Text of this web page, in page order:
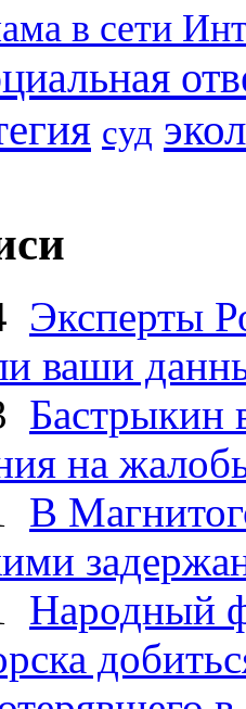
в сети
суд
Эксперты
ваши
Бастрыкин
на
В
Народный